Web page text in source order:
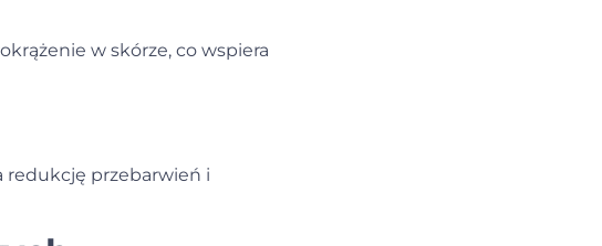
w skórze, co wspiera
redukcję przebarwień i